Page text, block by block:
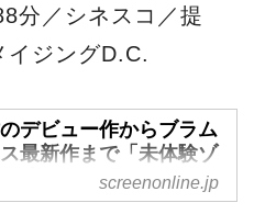
分／シネスコ／提
イジングD.C.
デビュー作からブラム
最新作まで「未体験ゾ
の映画たち2022」22年1
決定！全27作一挙解
screenonline.jp